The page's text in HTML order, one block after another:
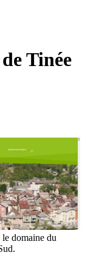
Tinée
domaine du